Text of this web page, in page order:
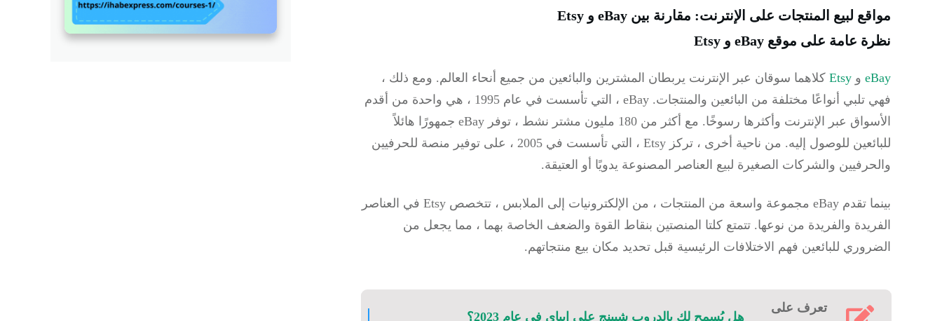
مواقع لبيع المنتجات على الإنترنت: مقارنة بين eBay و Etsy
نظرة عامة على موقع eBay و Etsy
eBay و Etsy كلاهما سوقان عبر الإنترنت يربطان المشترين والبائعين من جميع أنحاء العالم. ومع ذلك ،
فهي تلبي أنواعًا مختلفة من البائعين والمنتجات. eBay ، التي تأسست في عام 1995 ، هي واحدة من أقدم
الأسواق عبر الإنترنت وأكثرها رسوخًا. مع أكثر من 180 مليون مشتر نشط ، توفر eBay جمهورًا هائلاً
للبائعين للوصول إليه. من ناحية أخرى ، تركز Etsy ، التي تأسست في 2005 ، على توفير منصة للحرفيين
والحرفيين والشركات الصغيرة لبيع العناصر المصنوعة يدويًا أو العتيقة.
بينما تقدم eBay مجموعة واسعة من المنتجات ، من الإلكترونيات إلى الملابس ، تتخصص Etsy في العناصر
الفريدة والفريدة من نوعها. تتمتع كلتا المنصتين بنقاط القوة والضعف الخاصة بهما ، مما يجعل من
الضروري للبائعين فهم الاختلافات الرئيسية قبل تحديد مكان بيع منتجاتهم.
تعرف على
هل يُسمح لك بالدروب شيبنج على ايباي في عام 2023؟